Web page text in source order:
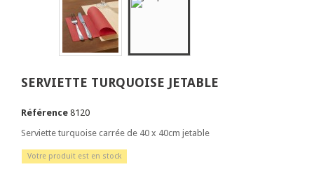
SERVIETTE TURQUOISE JETABLE
Référence 8120
Serviette turquoise carrée de 40 x 40cm jetable
Votre produit est en stock